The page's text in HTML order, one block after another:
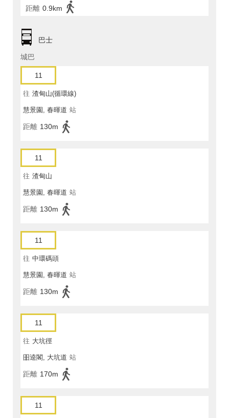
距離 0.9km
巴士
城巴
11
往 渣甸山(循環線)
慧景園, 春暉道 站
距離 130m
11
往 渣甸山
慧景園, 春暉道 站
距離 130m
11
往 中環碼頭
慧景園, 春暉道 站
距離 130m
11
往 大坑徑
昍逵閣, 大坑道 站
距離 170m
11